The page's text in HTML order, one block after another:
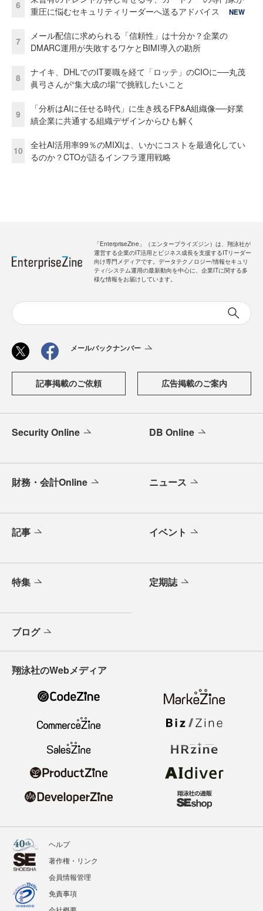
6
重圧に悩むセキュリティリーダーへ送るアドバイス
NEW
7
メール配信に求められる「信頼性」は十分か？企業の
DMARC運用が失敗するワケとBIMI導入の勘所
8
ナイキ、DHLでのIT要職を経て「ロッテ」のCIOに──丸茂
眞弓さんが“集大成の場”で挑戦したいこと
9
「分析はAIに任せる時代」に生き残るFP&A組織像──好業
績企業に共通する組織デザインからひも解く
10
全社AI活用率99％のMIXIは、いかにコストを最適化してい
るのか？CTOが語るインフラ運用戦略
「EnterpriseZine」（エンタープライズジン）は、翔泳社が
運営する企業のIT活用とビジネス成長を支援するITリーダー
向け専門メディアです。データテクノロジー/情報セキュリ
ティ/システム運用の最新動向を中心に、企業ITに関する多
様な情報をお届けしています。
メールバックナンバー
記事掲載のご依頼 広告掲載のご案内
Security Online DB Online
財務・会計Online ニュース
記事 イベント
特集 定期誌
ブログ
翔泳社のWebメディア
ヘルプ
著作権・リンク
会員情報管理
免責事項